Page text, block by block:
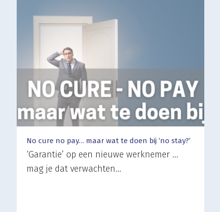
No cure no pay… maar wat te doen bij ‘no stay?’
‘Garantie’ op een nieuwe werknemer …
mag je dat verwachten…